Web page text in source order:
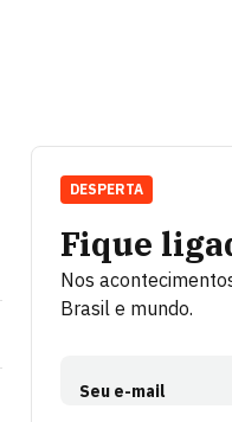
Fique
Nos
Brasil e mundo.
Seu e-mail
DESPERTA